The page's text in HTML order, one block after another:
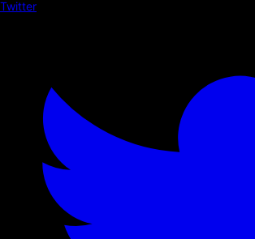
Twitter